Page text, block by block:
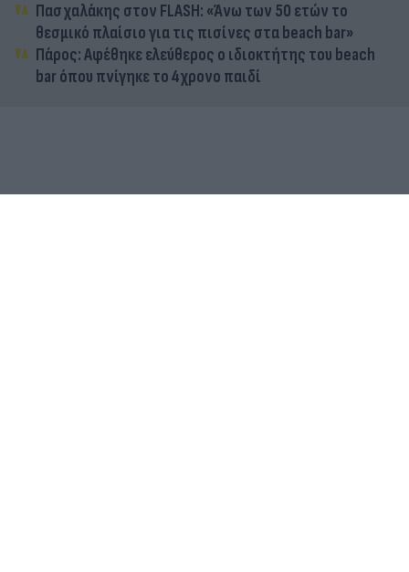
Πασχαλάκης στον FLASH: «Άνω των 50 ετών το
θεσμικό πλαίσιο για τις πισίνες στα beach bar»
Πάρος: Αφέθηκε ελεύθερος ο ιδιοκτήτης του beach
bar όπου πνίγηκε το 4χρονο παιδί